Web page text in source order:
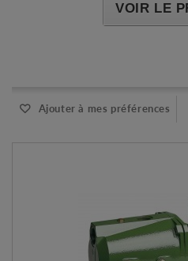
VOIR LE
Ajouter à mes préférences